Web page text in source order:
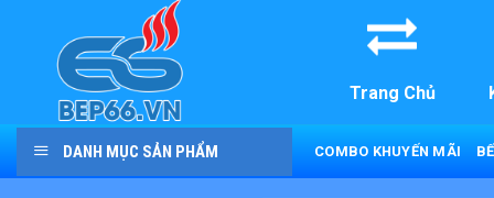
content
Trang Chủ
DANH MỤC SẢN PHẨM COMBO KHUYẾN MÃI